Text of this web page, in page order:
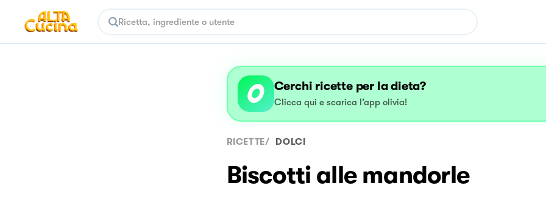
Cerchi ricette per la dieta?
Clicca qui e scarica l’app olivia!
RICETTE/ DOLCI
Biscotti alle mandorle